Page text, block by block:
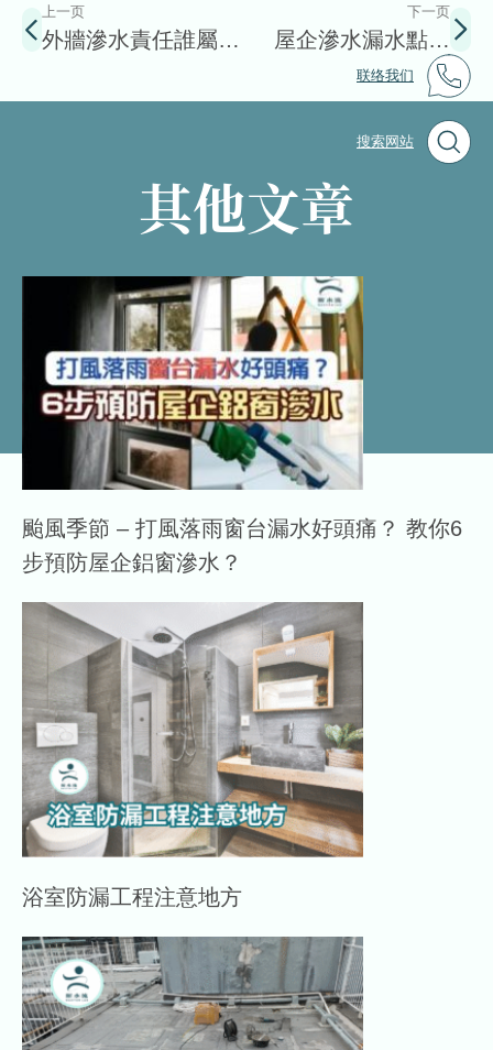
联络我们
搜索网站
上一页
外牆滲水責任誰屬？
水問題
下一页
屋企滲水漏水點算
好？「打針」一次搞
掂晒?
其他文章
颱風季節 – 打風落雨窗台漏水好頭痛？ 教你6
步預防屋企鋁窗滲水？
浴室防漏工程注意地方